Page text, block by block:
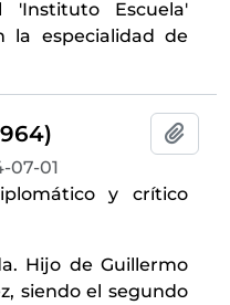
Escuela'
la especialidad de
07-01
y crítico
Hijo de Guillermo
siendo el segundo